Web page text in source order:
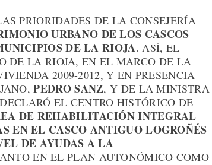
PRIORIDADES DE LA CONSEJERÍA
URBANO DE LOS CASCOS
DE LA RIOJA. ASÍ, EL
DE LA RIOJA, EN EL MARCO DE LA
2009-2012, Y EN PRESENCIA
PEDRO SANZ, Y DE LA MINISTRA
EL CENTRO HISTÓRICO DE
DE REHABILITACIÓN INTEGRAL
EN EL CASCO ANTIGUO LOGROÑÉS
DE AYUDAS A LA
EN EL PLAN AUTONÓMICO COMO